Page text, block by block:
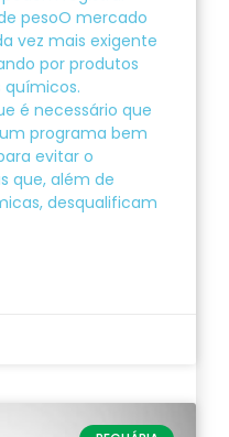
pesoO mercado
vez mais exigente
por produtos
químicos.
é necessário que
programa bem
evitar o
que, além de
desqualificam